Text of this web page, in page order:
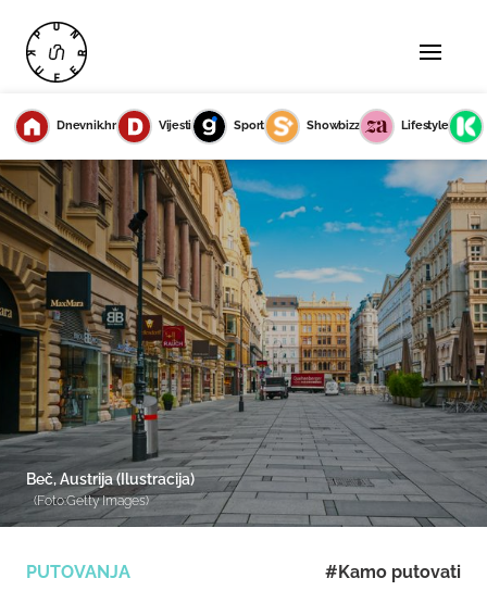
Dnevnik.hr Vijesti Sport Showbizz Lifestyle
PUTOVANJA #Kamo putovati
Beč, Austrija (Ilustracija)
(Foto:Getty Images)